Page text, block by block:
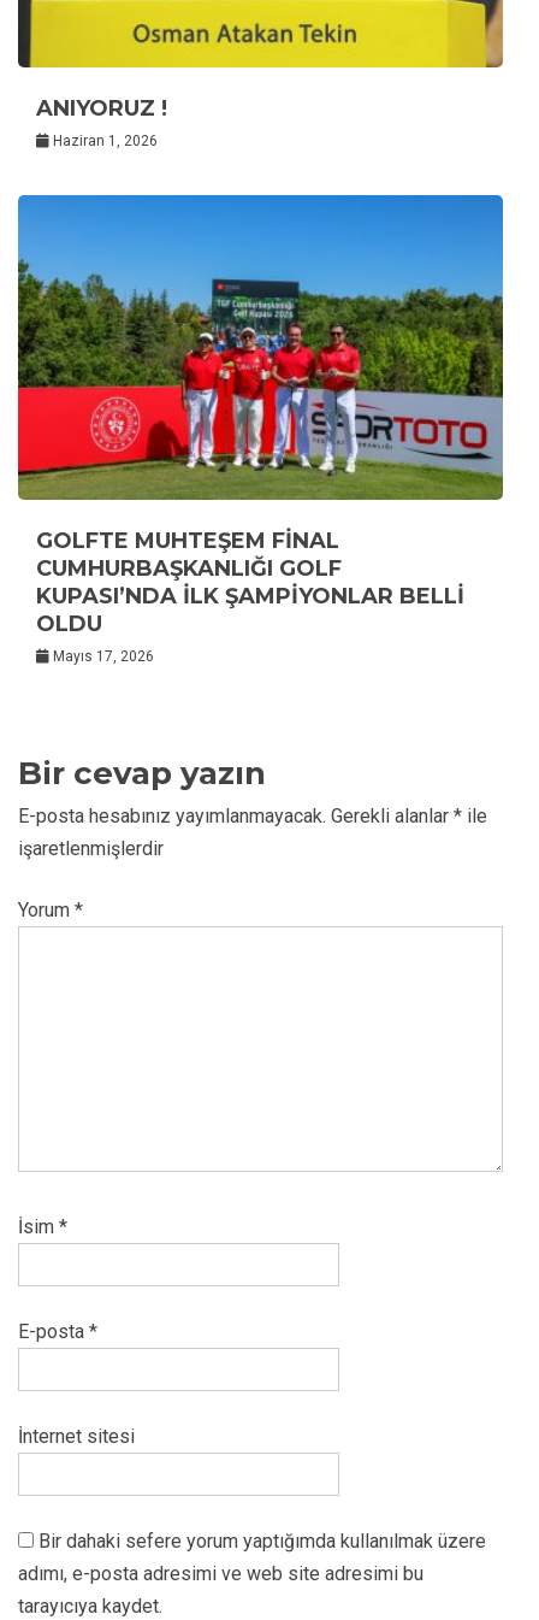
ANIYORUZ !
Haziran 1, 2026
GOLFTE MUHTEŞEM FİNAL
CUMHURBAŞKANLIĞI GOLF
KUPASI’NDA İLK ŞAMPİYONLAR BELLİ
OLDU
Mayıs 17, 2026
Bir cevap yazın
E-posta hesabınız yayımlanmayacak. Gerekli alanlar * ile
işaretlenmişlerdir
Yorum *
İsim *
E-posta *
İnternet sitesi
Bir dahaki sefere yorum yaptığımda kullanılmak üzere
adımı, e-posta adresimi ve web site adresimi bu
tarayıcıya kaydet.